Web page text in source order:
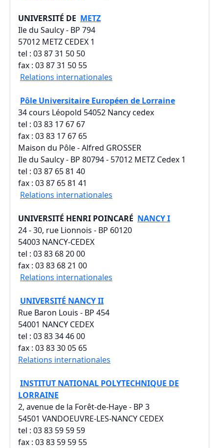
UNIVERSITÉ DE METZ
Ile du Saulcy - BP 794
57012 METZ CEDEX 1
tel : 03 87 31 50 50
fax : 03 87 31 50 55
Relations internationales
Pôle Universitaire Européen de Lorraine
34 cours Léopold 54052 Nancy cedex
tel : 03 83 17 67 67
fax : 03 83 17 67 65
Maison du Pôle - Alfred GROSSER
Ile du Saulcy - BP 80794 - 57012 METZ Cedex 1
tel : 03 87 65 81 40
fax : 03 87 65 81 41
Relations internationales
UNIVERSITÉ HENRI POINCARÉ NANCY I
24 - 30, rue Lionnois - BP 60120
54003 NANCY-CEDEX
tel : 03 83 68 20 00
fax : 03 83 68 21 00
Relations internationales
UNIVERSITÉ NANCY II
Rue Baron Louis - BP 454
54001 NANCY CEDEX
tel : 03 83 34 46 00
fax : 03 83 30 05 65
Relations internationales
INSTITUT NATIONAL POLYTECHNIQUE DE
LORRAINE
2, avenue de la Forêt-de-Haye - BP 3
54501 VANDOEUVRE-LES-NANCY CEDEX
tel : 03 83 59 59 59
fax : 03 83 59 59 55